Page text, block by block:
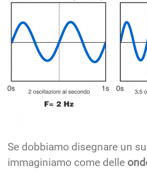
Se dobbiamo disegnare un
immaginiamo come delle